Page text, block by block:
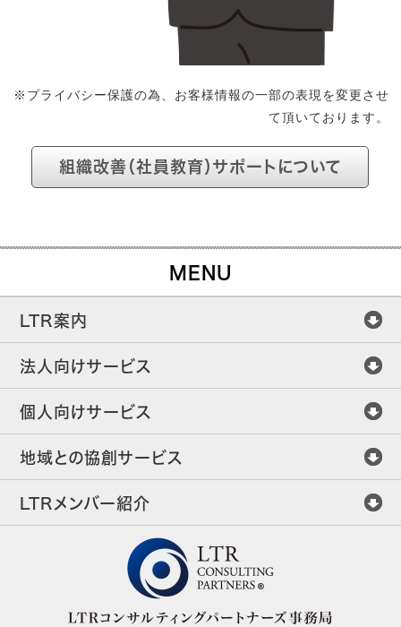
※プライバシー保護の為、お客様情報の一部の表現を変更させ
て頂いております。
組織改善（社員教育）サポートについて
MENU
LTR案内
法人向けサービス
個人向けサービス
地域との協創サービス
LTRメンバー紹介